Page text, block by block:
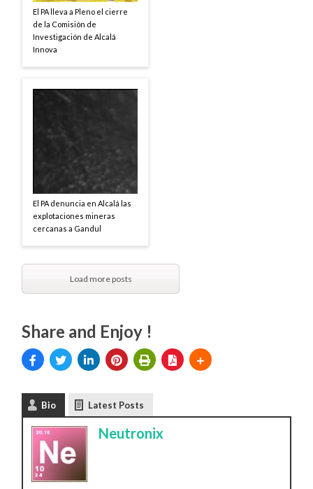
El PA lleva a Pleno el cierre
de la Comisión de
Investigación de Alcalá
Innova
El PA denuncia en Alcalá las
explotaciones mineras
cercanas a Gandul
Load more posts
Share and Enjoy !
Bio Latest Posts
Neutronix